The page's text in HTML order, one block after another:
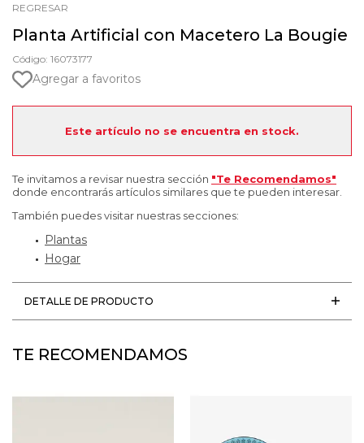
REGRESAR
Planta Artificial con Macetero La Bougie
Código: 16073177
Agregar a favoritos
Este artículo no se encuentra en stock.
Te invitamos a revisar nuestra sección "Te Recomendamos"
donde encontrarás artículos similares que te pueden interesar.
También puedes visitar nuestras secciones:
Plantas
Hogar
DETALLE DE PRODUCTO
TE RECOMENDAMOS